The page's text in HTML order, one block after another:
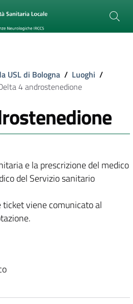
USL di Bologna / Luoghi /
4 androstenedione
e la prescrizione del medico
del Servizio sanitario
viene comunicato al